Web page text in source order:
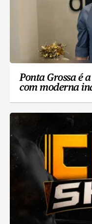
Ponta Grossa é
com moderna